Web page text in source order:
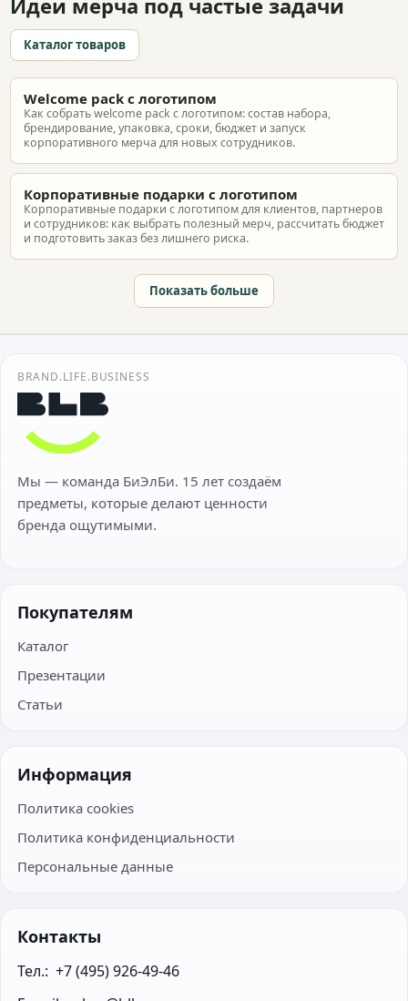
Идеи мерча под частые задачи
Каталог товаров
Welcome pack с логотипом
Как собрать welcome pack с логотипом: состав набора,
брендирование, упаковка, сроки, бюджет и запуск
корпоративного мерча для новых сотрудников.
Корпоративные подарки с логотипом
Корпоративные подарки с логотипом для клиентов, партнеров
и сотрудников: как выбрать полезный мерч, рассчитать бюджет
и подготовить заказ без лишнего риска.
Показать больше
BRAND.LIFE.BUSINESS
Мы — команда БиЭлБи. 15 лет создаём
предметы, которые делают ценности
бренда ощутимыми.
Покупателям
Каталог
Презентации
Статьи
Информация
Политика cookies
Политика конфиденциальности
Персональные данные
Контакты
Тел.:  +7 (495) 926-49-46